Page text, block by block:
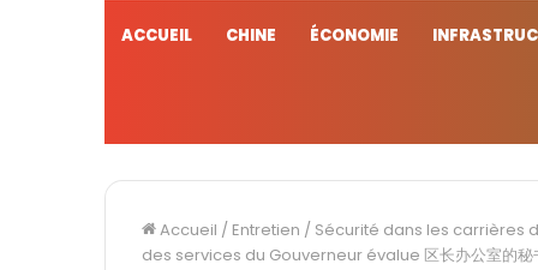
ACCUEIL CHINE ÉCONOMIE
Accueil / Entretien / Sécurité dans les carrières
des services du Gouverneur évalue 区长办公室的秘